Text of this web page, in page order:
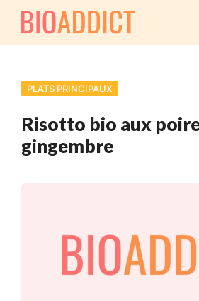
Aller
contenu
PLATS PRINCIPAUX
Risotto bio aux
gingembre